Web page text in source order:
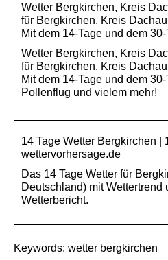
Wetter Bergkirchen, Kreis
für Bergkirchen, Kreis
Mit dem 14-Tage und dem
Wetter Bergkirchen, Kreis
für Bergkirchen, Kreis
Mit dem 14-Tage und dem
Pollenflug und vielem mehr!
14 Tage Wetter Bergkirchen |
wettervorhersage.de
Das 14 Tage Wetter für
Deutschland) mit Wettertrend
Wetterbericht.
Keywords: wetter bergkirchen